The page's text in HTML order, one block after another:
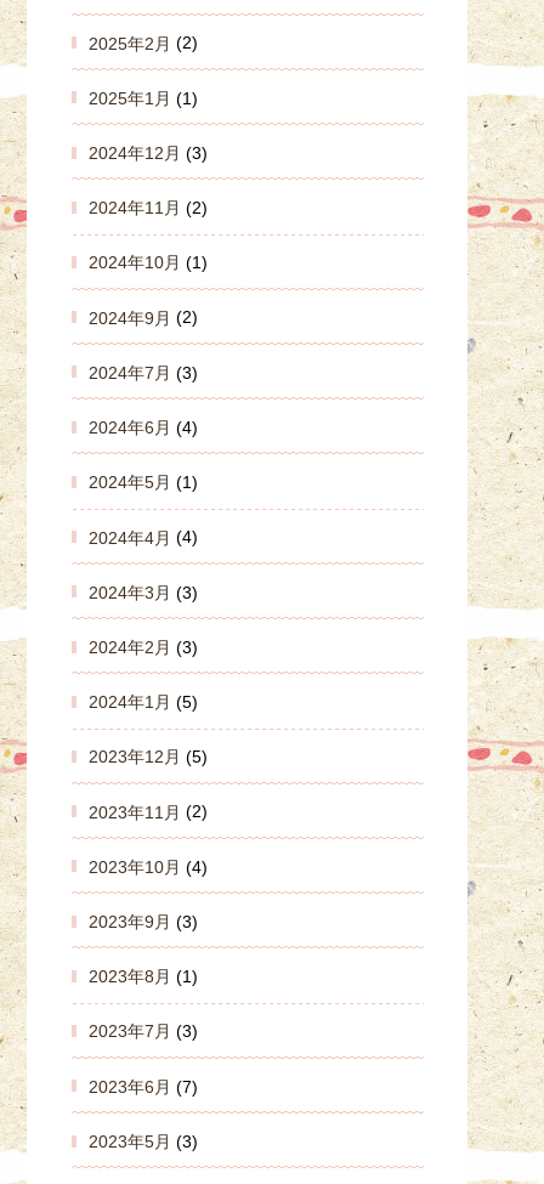
2025年2月 (2)
2025年1月 (1)
2024年12月 (3)
2024年11月 (2)
2024年10月 (1)
2024年9月 (2)
2024年7月 (3)
2024年6月 (4)
2024年5月 (1)
2024年4月 (4)
2024年3月 (3)
2024年2月 (3)
2024年1月 (5)
2023年12月 (5)
2023年11月 (2)
2023年10月 (4)
2023年9月 (3)
2023年8月 (1)
2023年7月 (3)
2023年6月 (7)
2023年5月 (3)